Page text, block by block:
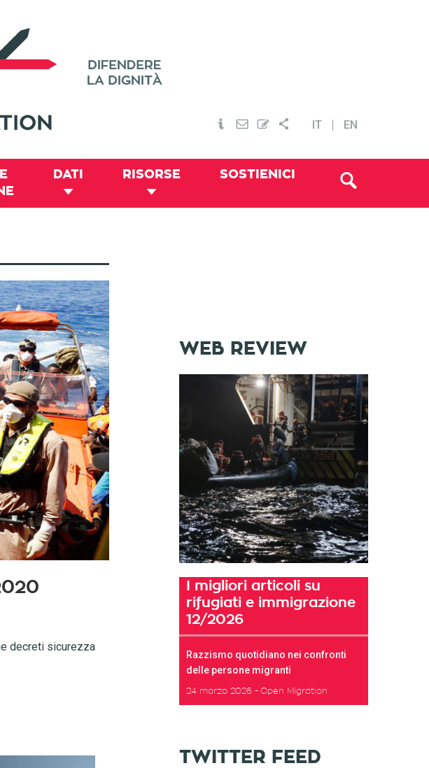
IT EN
DATI RISORSE SOSTIENICI
decreti sicurezza
WEB REVIEW
I migliori articoli su
rifugiati e immigrazione
12/2026
Razzismo quotidiano nei confronti
delle persone migranti
24 marzo 2026 Open Migration
TWITTER FEED